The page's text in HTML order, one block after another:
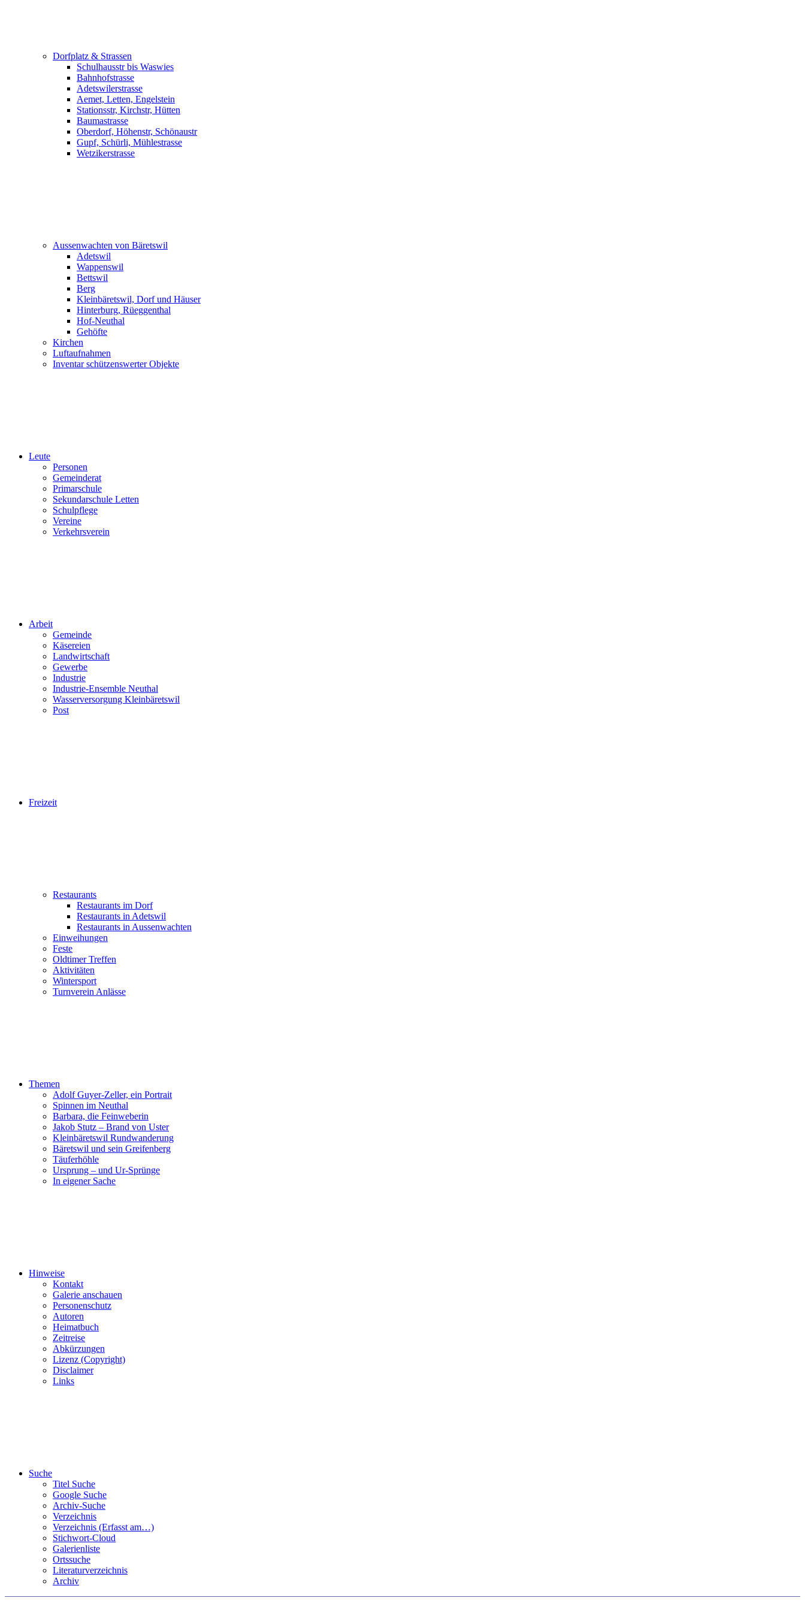
Dorfplatz & Strassen
Schulhausstr bis Waswies
Bahnhofstrasse
Adetswilerstrasse
Aemet, Letten, Engelstein
Stationsstr, Kirchstr, Hütten
Baumastrasse
Oberdorf, Höhenstr, Schönaustr
Gupf, Schürli, Mühlestrasse
Wetzikerstrasse
Aussenwachten von Bäretswil
Adetswil
Wappenswil
Bettswil
Berg
Kleinbäretswil, Dorf und Häuser
Hinterburg, Rüeggenthal
Hof-Neuthal
Gehöfte
Kirchen
Luftaufnahmen
Inventar schützenswerter Objekte
Leute
Personen
Gemeinderat
Primarschule
Sekundarschule Letten
Schulpflege
Vereine
Verkehrsverein
Arbeit
Gemeinde
Käsereien
Landwirtschaft
Gewerbe
Industrie
Industrie-Ensemble Neuthal
Wasserversorgung Kleinbäretswil
Post
Freizeit
Restaurants
Restaurants im Dorf
Restaurants in Adetswil
Restaurants in Aussenwachten
Einweihungen
Feste
Oldtimer Treffen
Aktivitäten
Wintersport
Turnverein Anlässe
Themen
Adolf Guyer-Zeller, ein Portrait
Spinnen im Neuthal
Barbara, die Feinweberin
Jakob Stutz – Brand von Uster
Kleinbäretswil Rundwanderung
Bäretswil und sein Greifenberg
Täuferhöhle
Ursprung – und Ur-Sprünge
In eigener Sache
Hinweise
Kontakt
Galerie anschauen
Personenschutz
Autoren
Heimatbuch
Zeitreise
Abkürzungen
Lizenz (Copyright)
Disclaimer
Links
Suche
Titel Suche
Google Suche
Archiv-Suche
Verzeichnis
Verzeichnis (Erfasst am…)
Stichwort-Cloud
Galerienliste
Ortssuche
Literaturverzeichnis
Archiv